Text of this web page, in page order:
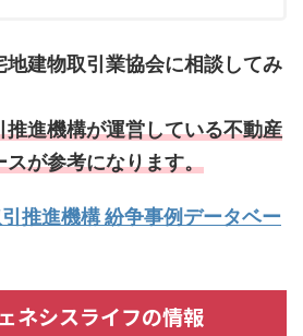
地建物取引業協会に相談してみ
進機構が運営している不動産
が参考になります。
推進機構 紛争事例データベー
ネシスライフの情報